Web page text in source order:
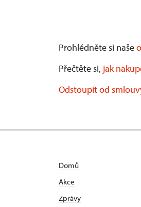
Prohlédněte si naše
Přečtěte si, jak
Odstoupit od
Domů
Akce
Zprávy